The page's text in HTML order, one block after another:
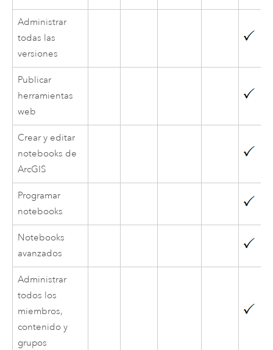
Administrar
todas las
versiones
Publicar
herramientas
web
Crear y editar
notebooks de
ArcGIS
Programar
notebooks
Notebooks
avanzados
Administrar
todos los
miembros,
contenido y
grupos